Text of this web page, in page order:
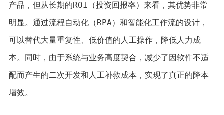
产品，但从长期的ROI（投资回报率）来看，其优势非常
明显。通过流程自动化（RPA）和智能化工作流的设计，
可以替代大量重复性、低价值的人工操作，降低人力成
本。同时，由于系统与业务高度契合，减少了因软件不适
配而产生的二次开发和人工补救成本，实现了真正的降本
增效。